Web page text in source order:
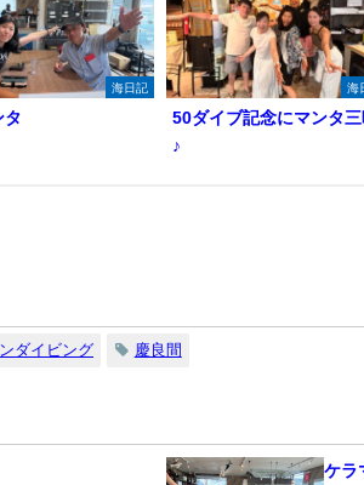
海日記
タ
海
50ダイブ記念にマンタ
♪
ダイビング 慶良間
ケラ